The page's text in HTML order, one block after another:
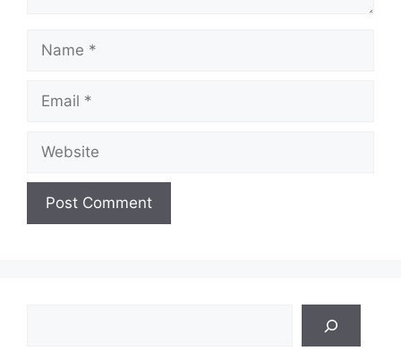
Name
Email
Website